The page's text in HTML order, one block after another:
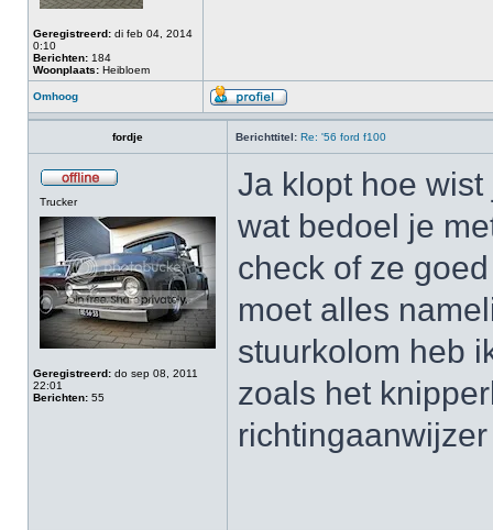
Geregistreerd: di feb 04, 2014
0:10
Berichten: 184
Woonplaats: Heibloem
Omhoog
fordje Berichttitel: Re: '56 ford f100
Trucker
Geregistreerd: do sep 08, 2011
22:01
Berichten: 55
Ja klopt hoe wist
wat bedoel je
check of ze
moet alles
stuurkolom heb
zoals het